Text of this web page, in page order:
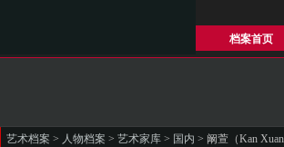
档案首页
艺术档案 > 人物档案 > 艺术家库 > 国内 > 阚萱（Kan Xuan